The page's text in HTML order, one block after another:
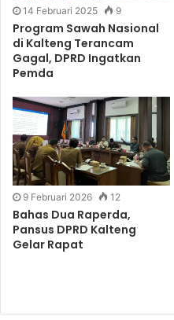
14 Februari 2025 9
Program Sawah Nasional
di Kalteng Terancam
Gagal, DPRD Ingatkan
Pemda
9 Februari 2026 12
Bahas Dua Raperda,
Pansus DPRD Kalteng
Gelar Rapat